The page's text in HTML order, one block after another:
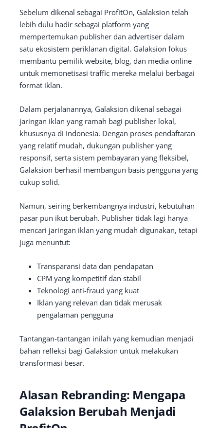
Sebelum dikenal sebagai ProfitOn, Galaksion telah
lebih dulu hadir sebagai platform yang
mempertemukan publisher dan advertiser dalam
satu ekosistem periklanan digital. Galaksion fokus
membantu pemilik website, blog, dan media online
untuk memonetisasi traffic mereka melalui berbagai
format iklan.
Dalam perjalanannya, Galaksion dikenal sebagai
jaringan iklan yang ramah bagi publisher lokal,
khususnya di Indonesia. Dengan proses pendaftaran
yang relatif mudah, dukungan publisher yang
responsif, serta sistem pembayaran yang fleksibel,
Galaksion berhasil membangun basis pengguna yang
cukup solid.
Namun, seiring berkembangnya industri, kebutuhan
pasar pun ikut berubah. Publisher tidak lagi hanya
mencari jaringan iklan yang mudah digunakan, tetapi
juga menuntut:
Transparansi data dan pendapatan
CPM yang kompetitif dan stabil
Teknologi anti-fraud yang kuat
Iklan yang relevan dan tidak merusak
pengalaman pengguna
Tantangan-tantangan inilah yang kemudian menjadi
bahan refleksi bagi Galaksion untuk melakukan
transformasi besar.
Alasan Rebranding: Mengapa
Galaksion Berubah Menjadi